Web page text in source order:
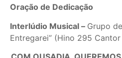
Oração de Dedicação
Interlúdio Musical – Grupo
Entregarei” (Hino 295